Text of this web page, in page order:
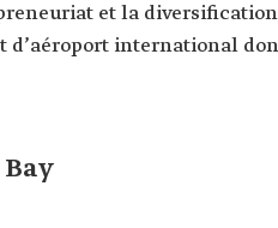
et la diversification
d’aéroport international